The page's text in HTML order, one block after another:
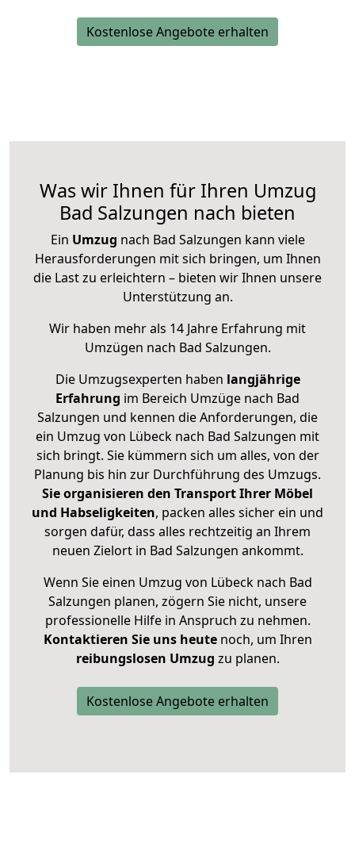
Kostenlose Angebote erhalten
Was wir Ihnen für Ihren Umzug
Bad Salzungen nach bieten
Ein Umzug nach Bad Salzungen kann viele
Herausforderungen mit sich bringen, um Ihnen
die Last zu erleichtern – bieten wir Ihnen unsere
Unterstützung an.
Wir haben mehr als 14 Jahre Erfahrung mit
Umzügen nach Bad Salzungen.
Die Umzugsexperten haben langjährige
Erfahrung im Bereich Umzüge nach Bad
Salzungen und kennen die Anforderungen, die
ein Umzug von Lübeck nach Bad Salzungen mit
sich bringt. Sie kümmern sich um alles, von der
Planung bis hin zur Durchführung des Umzugs.
Sie organisieren den Transport Ihrer Möbel
und Habseligkeiten, packen alles sicher ein und
sorgen dafür, dass alles rechtzeitig an Ihrem
neuen Zielort in Bad Salzungen ankommt.
Wenn Sie einen Umzug von Lübeck nach Bad
Salzungen planen, zögern Sie nicht, unsere
professionelle Hilfe in Anspruch zu nehmen.
Kontaktieren Sie uns heutenoch, um Ihren
reibungslosen Umzug zu planen.
Kostenlose Angebote erhalten